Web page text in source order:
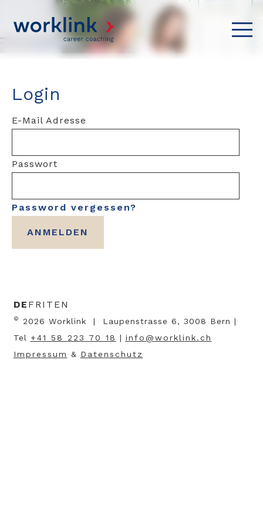
Login
E-Mail Adresse
Passwort
Password vergessen?
ANMELDEN
©
2026 Worklink | Laupenstrasse 6, 3008 Bern |
Tel +41 58 223 70 18 | nf w rkl nk ch
Impressum & Datenschutz
DE FRIT EN